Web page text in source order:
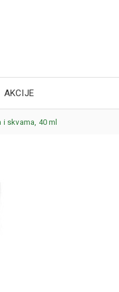
AKCIJE
skvama, 40 ml